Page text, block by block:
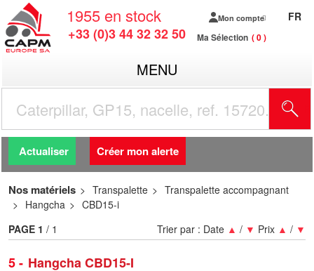
1955 en stock
+33 (0)3 44 32 32 50
Mon compte
Ma Sélection 0
FR
MENU
Actualiser Créer mon alerte
Nos matériels Transpalette
Transpalette accompagnant
Hangcha
CBD15-i
5 Hangcha CBD15-I
Trier par : Date ▲ / ▼ Prix ▲ / ▼
PAGE 1 / 1